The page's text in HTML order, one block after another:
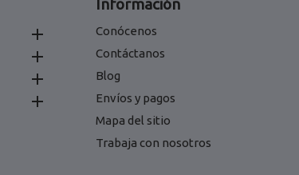




Información
Conócenos
Contáctanos
Blog
Envíos y pagos
Mapa del sitio
Trabaja con nosotros